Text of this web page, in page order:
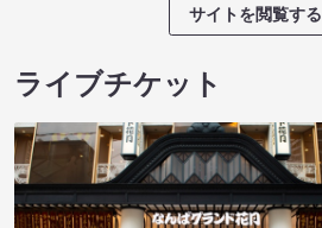
サイトを閲覧する
ライブチケット